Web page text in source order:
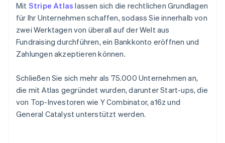
Mit Stripe Atlas lassen sich die rechtlichen Grundlagen
für Ihr Unternehmen schaffen, sodass Sie innerhalb von
zwei Werktagen von überall auf der Welt aus
Fundraising durchführen, ein Bankkonto eröffnen und
Zahlungen akzeptieren können.
Schließen Sie sich mehr als 75.000 Unternehmen an,
die mit Atlas gegründet wurden, darunter Start-ups, die
von Top-Investoren wie Y Combinator, a16z und
General Catalyst unterstützt werden.